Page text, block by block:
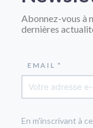
Abonnez-vous à
dernières
EMAIL *
En m'inscrivant à